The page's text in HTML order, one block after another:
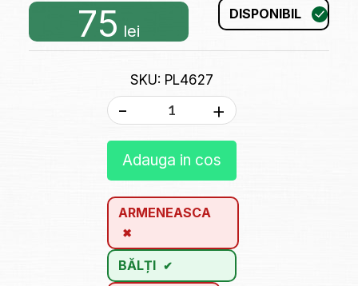
75 lei
DISPONIBIL
SKU: PL4627
- +
Adauga in cos
ARMENEASCA
BĂLȚI